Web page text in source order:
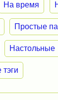
На время
Простые
Настольные
тэги